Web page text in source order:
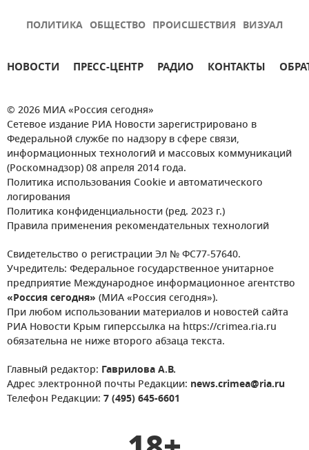
ПОЛИТИКА ОБЩЕСТВО ПРОИСШЕСТВИЯ ВИЗУАЛ
НОВОСТИ ПРЕСС-ЦЕНТР РАДИО КОНТАКТЫ
© 2026 МИА «Россия сегодня»
Сетевое издание РИА Новости зарегистрировано в
Федеральной службе по надзору в сфере связи,
информационных технологий и массовых коммуникаций
(Роскомнадзор) 08 апреля 2014 года.
Политика использования Cookie и автоматического
логирования
Политика конфиденциальности (ред. 2023 г.)
Правила применения рекомендательных технологий
Свидетельство о регистрации Эл № ФС77-57640.
Учредитель: Федеральное государственное унитарное
предприятие Международное информационное агентство
«Россия сегодня» (МИА «Россия сегодня»).
При любом использовании материалов и новостей сайта
РИА Новости Крым гиперссылка на https://crimea.ria.ru
обязательна не ниже второго абзаца текста.
Главный редактор: Гаврилова А.В.
Адрес электронной почты Редакции: news.crimea@ria.ru
Телефон Редакции: 7 (495) 645-6601